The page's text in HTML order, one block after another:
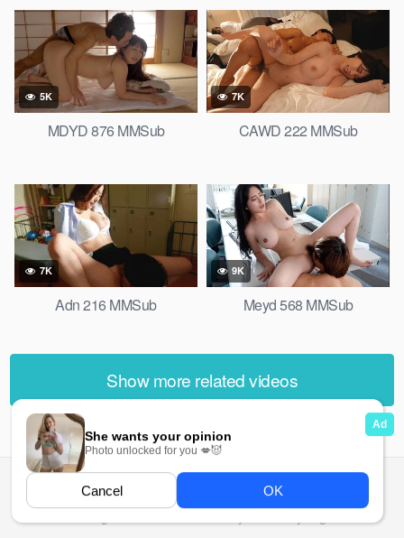
5K
MDYD 876 MMSub
7K
CAWD 222 MMSub
7K
Adn 216 MMSub
9K
Meyd 568 MMSub
Show more related videos